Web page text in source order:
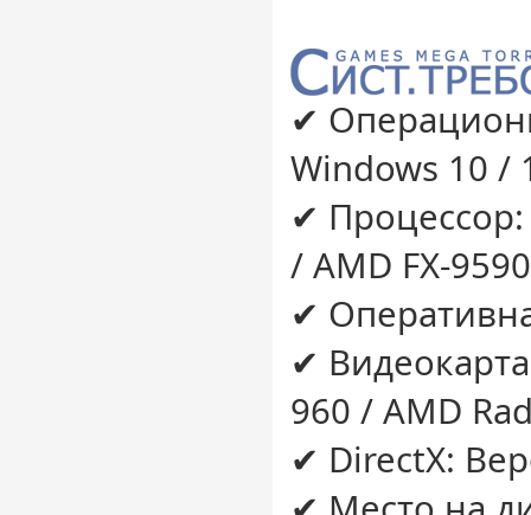
✔
Windows 10 /
✔
/ AMD FX-9590
✔
✔
960 / AMD
✔ DirectX: